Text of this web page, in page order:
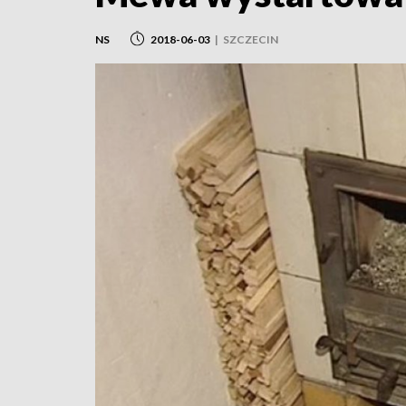
NS 2018-06-03 | SZCZECIN